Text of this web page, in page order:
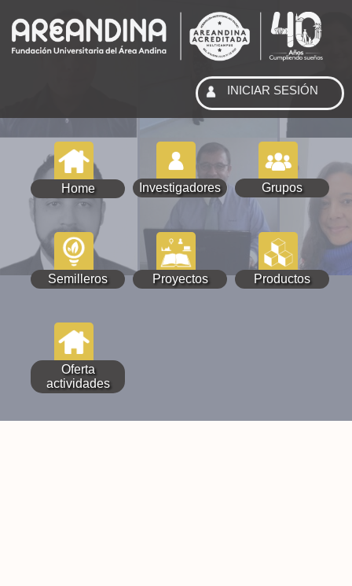
Home Investigadores Grupos
Semilleros Proyectos Productos
Oferta
actividades
INICIAR SESIÓN